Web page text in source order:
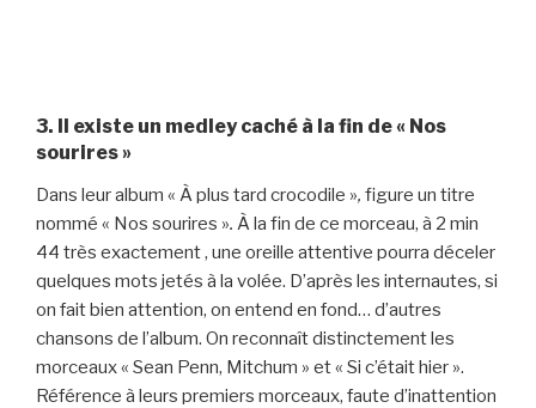
3. Il existe un medley caché à la fin de « Nos
sourires »
Dans leur album « À plus tard crocodile », figure un titre
nommé « Nos sourires ». À la fin de ce morceau, à 2 min
44 très exactement , une oreille attentive pourra déceler
quelques mots jetés à la volée. D’après les internautes, si
on fait bien attention, on entend en fond… d’autres
chansons de l’album. On reconnaît distinctement les
morceaux « Sean Penn, Mitchum » et « Si c’était hier ».
Référence à leurs premiers morceaux, faute d’inattention